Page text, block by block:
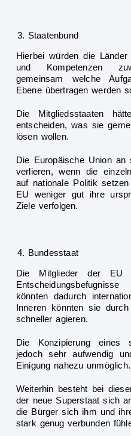
Staatenbund
Hierbei würden die
und Kompetenzen
gemeinsam welche
Ebene übertragen werden
Die Mitgliedsstaaten
entscheiden, was sie
lösen wollen.
Die Europäische Union an
verlieren, wenn die
auf nationale Politik
EU weniger gut ihre
Ziele verfolgen.
Bundesstaat
Die Mitglieder der EU
könnten dadurch
Inneren könnten sie
schneller agieren.
Die Konzipierung eines
jedoch sehr aufwendig
Einigung nahezu unmöglich.
Weiterhin besteht bei
der neue Superstaat sich
die Bürger sich ihm und
stark genug verbunden